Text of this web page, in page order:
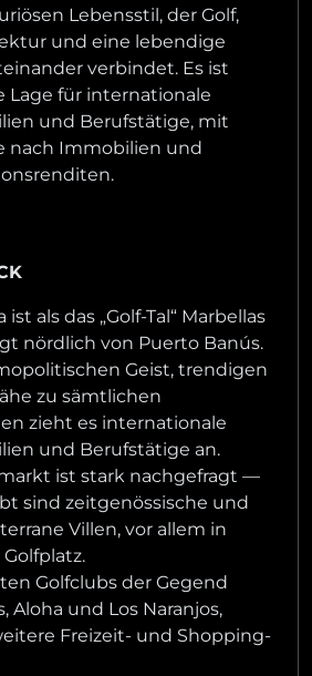
Lebensstil, der Golf,
und eine lebendige
verbindet. Es ist
Lage für internationale
und Berufstätige, mit
nach Immobilien und
als das „Golf-Tal“ Marbellas
nördlich von Puerto Banús.
Geist, trendigen
zu sämtlichen
zieht es internationale
und Berufstätige an.
ist stark nachgefragt —
sind zeitgenössische und
Villen, vor allem in
Golfclubs der Gegend
Aloha und Los Naranjos,
Freizeit- und Shopping-